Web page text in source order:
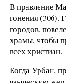
В правление
го­нения (306).
городов,
храмы, чтобы
всех христиан.
Когда Урбан,